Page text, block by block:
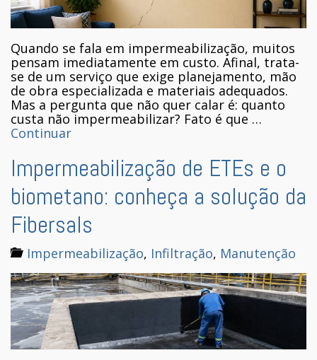
Quando se fala em impermeabilização, muitos
pensam imediatamente em custo. Afinal, trata-
se de um serviço que exige planejamento, mão
de obra especializada e materiais adequados.
Mas a pergunta que não quer calar é: quanto
custa não impermeabilizar? Fato é que …
Continuar
Impermeabilização de ETEs e o
biometano: conheça a solução da
Fibersals
Impermeabilização, Infiltração, Manutenção